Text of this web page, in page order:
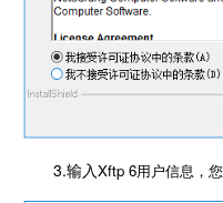
3.输入Xftp 6用户信息，